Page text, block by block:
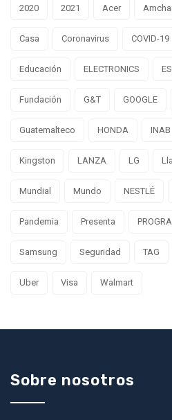
2020 2021 Acer
Casa Coronavirus COVID-19
Educación ELECTRONICS
Fundación G&T GOOGLE
Guatemalteco HONDA INAB
Kingston LANZA LG
Mundial Mundo NESTLÉ
Pandemia Presenta
Samsung Seguridad TAG
Uber Visa Walmart
Sobre nosotros